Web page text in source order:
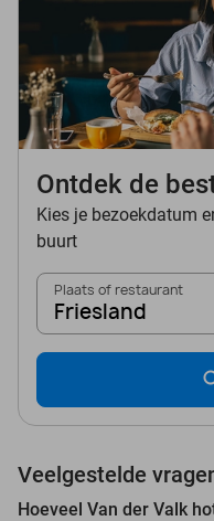
Ontdek de
Kies je bezoekdatum
buurt
Plaats of restaurant
Friesland
Veelgestelde
Hoeveel Van der Valk